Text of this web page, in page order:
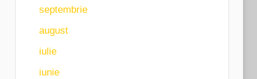
septembrie
august
iulie
iunie